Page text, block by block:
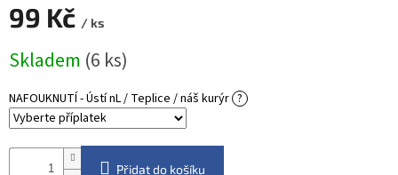
99 Kč / ks
cena:
Skladem (6 ks)
NAFOUKNUTÍ - Ústí nL / Teplice / náš kurýr ?
Přidat do košíku